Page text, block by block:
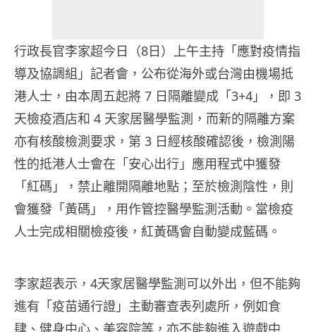
行政長官李家超今日（8日）上午主持「應對疫情指
導及協調組」記者會，公布從海外或台灣由機場抵
港人士，由本周五起將 7 日隔離變成「3+4」，即 3
天檢疫酒店和 4 天家居醫學監測，而新的隔離方案
亦有核酸檢測要求，第 3 日經核酸確認後，檢測陽
性的抵港人士會在「安心出行」應用程式中獲發
「紅碼」，禁止離開隔離地點；至於檢測陰性，則
會獲發「黃碼」，用作管控醫學監測活動。當檢疫
人士完成相關檢疫後，紅黃碼會自動變成藍碼。
李家超表示，4天家居醫學監測可以外出，但不能夠
進有「疫苗通行證」主動審查表列處所，例如食